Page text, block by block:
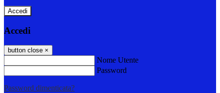
Accedi
Accedi
button close ×
Nome Utente
Password
Password dimenticata?